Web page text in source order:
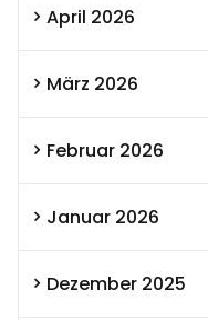
April 2026
März 2026
Februar 2026
Januar 2026
Dezember 2025